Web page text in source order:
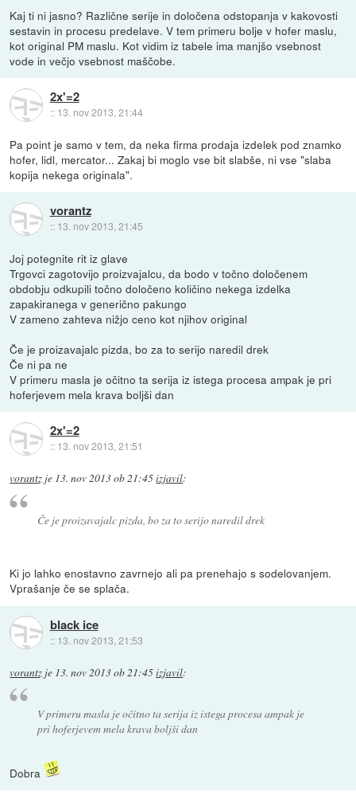
Kaj ti ni jasno? Različne serije in določena odstopanja v kakovosti
sestavin in procesu predelave. V tem primeru bolje v hofer maslu,
kot original PM maslu. Kot vidim iz tabele ima manjšo vsebnost
vode in večjo vsebnost maščobe.
2x'=2
:: 13. nov 2013, 21:44
Pa point je samo v tem, da neka firma prodaja izdelek pod znamko
hofer, lidl, mercator... Zakaj bi moglo vse bit slabše, ni vse "slaba
kopija nekega originala".
vorantz
:: 13. nov 2013, 21:45
Joj potegnite rit iz glave
Trgovci zagotovijo proizvajalcu, da bodo v točno določenem
obdobju odkupili točno določeno količino nekega izdelka
zapakiranega v generično pakungo
V zameno zahteva nižjo ceno kot njihov original
Če je proizavajalc pizda, bo za to serijo naredil drek
Če ni pa ne
V primeru masla je očitno ta serija iz istega procesa ampak je pri
hoferjevem mela krava boljši dan
2x'=2
:: 13. nov 2013, 21:51
vorantz je 13. nov 2013 ob 21:45izjavil:
Če je proizavajalc pizda, bo za to serijo naredil drek
Ki jo lahko enostavno zavrnejo ali pa prenehajo s sodelovanjem.
Vprašanje če se splača.
black ice
:: 13. nov 2013, 21:53
vorantz je 13. nov 2013 ob 21:45izjavil:
V primeru masla je očitno ta serija iz istega procesa ampak je
pri hoferjevem mela krava boljši dan
Dobra